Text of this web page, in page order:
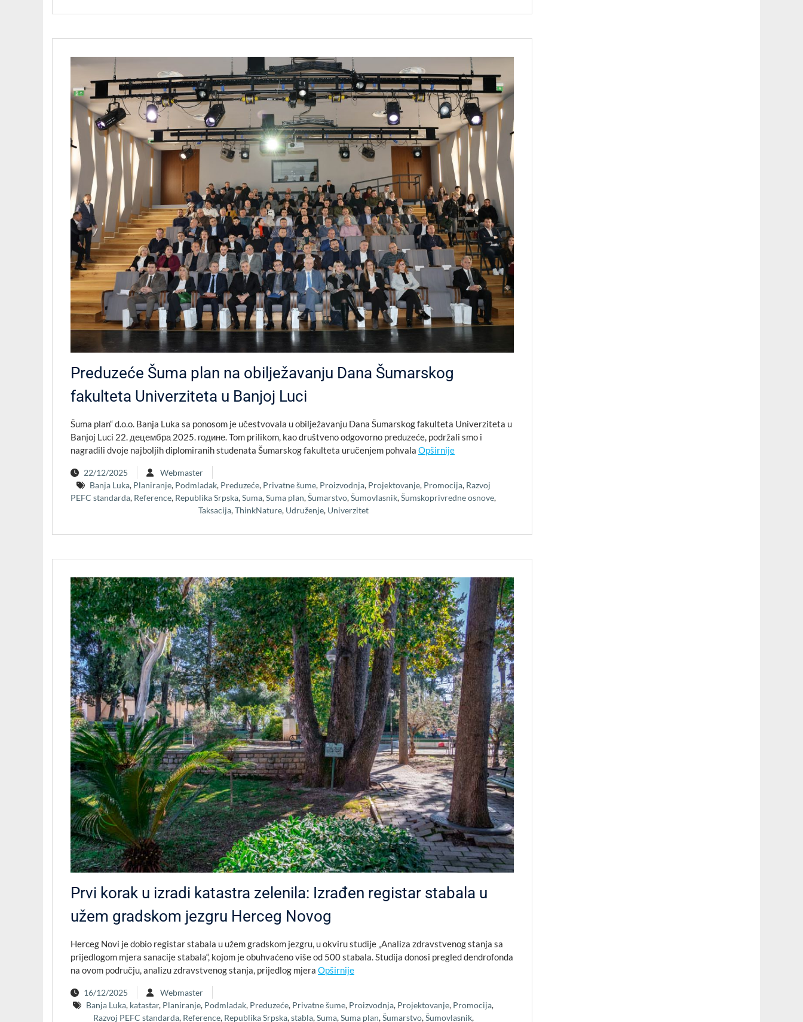
Preduzeće Šuma plan na obilježavanju Dana Šumarskog
fakulteta Univerziteta u Banjoj Luci
Šuma plan“ d.o.o. Banja Luka sa ponosom je učestvovala u obilježavanju Dana Šumarskog fakulteta Univerziteta u
Banjoj Luci 22. децембра 2025. године. Tom prilikom, kao društveno odgovorno preduzeće, podržali smo i
nagradili dvoje najboljih diplomiranih studenata Šumarskog fakulteta uručenjem pohvala Opširnije
22/12/2025
Webmaster
Banja Luka, Planiranje, Podmladak, Preduzeće, Privatne šume, Proizvodnja, Projektovanje, Promocija, Razvoj
PEFC standarda, Reference, Republika Srpska,Suma,Suma plan,Šumarstvo,Šumovlasnik,Šumskoprivredne osnove,
Taksacija,ThinkNature, Udruženje, Univerzitet
Prvi korak u izradi katastra zelenila: Izrađen registar stabala u
užem gradskom jezgru Herceg Novog
Herceg Novi je dobio registar stabala u užem gradskom jezgru, u okviru studije „Analiza zdravstvenog stanja sa
prijedlogom mjera sanacije stabala“, kojom je obuhvaćeno više od 500 stabala. Studija donosi pregled dendrofonda
na ovom području, analizu zdravstvenog stanja, prijedlog mjera Opširnije
16/12/2025
Webmaster
Banja Luka, katastar, Planiranje, Podmladak, Preduzeće, Privatne šume, Proizvodnja, Projektovanje, Promocija,
Razvoj PEFC standarda, Reference, Republika Srpska,stabla,Suma,Suma plan,Šumarstvo,Šumovlasnik,